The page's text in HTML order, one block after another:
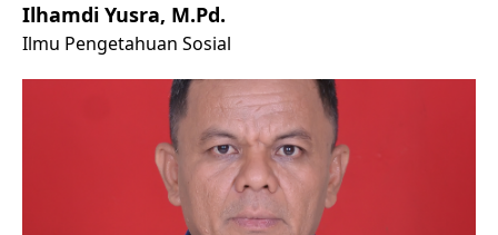
Ilhamdi Yusra, M.Pd.
Ilmu Pengetahuan Sosial